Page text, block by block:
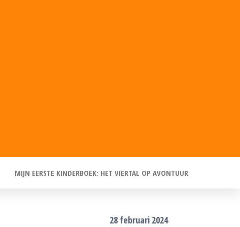
MIJN EERSTE KINDERBOEK: HET VIERTAL OP AVONTUUR
28 februari 2024